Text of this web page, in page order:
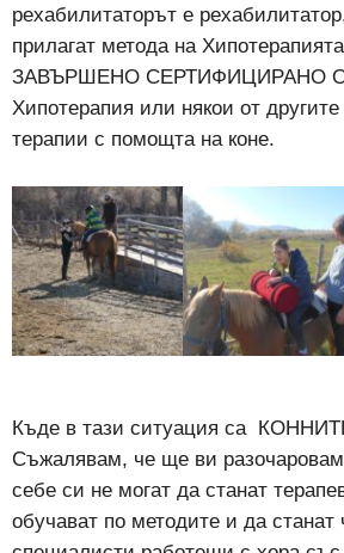
рехабилитаторът е
прилагат метода на
ЗАВЪРШЕНО СЕРТИФИЦИРАНО
Хипотерапия или някои от
терапии с помощта на коне.
Къде в тази ситуация са
Съжалявам, че ще ви
себе си не могат да станат
обучават по методите и да станат